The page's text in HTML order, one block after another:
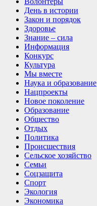
День в истории
Закон и порядок
Здоровье
Знание – сила
Информация
Конкурс
Культура
Мы вместе
Наука и образование
Нацпроекты
Новое поколение
Образование
Общество
Отдых
Политика
Происшествия
Сельское хозяйство
Семьи
Соцзащита
Спорт
Экология
Экономика